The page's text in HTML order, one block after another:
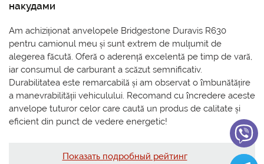
накудами
Am achiziționat anvelopele Bridgestone Duravis R630
pentru camionul meu și sunt extrem de mulțumit de
alegerea făcută. Oferă o aderență excelentă pe timp de vară,
iar consumul de carburant a scăzut semnificativ.
Durabilitatea este remarcabilă și am observat o îmbunătățire
a manevrabilității vehiculului. Recomand cu încredere aceste
anvelope tuturor celor care caută un produs de calitate și
eficient din punct de vedere energetic!
Показать подробный рейтинг